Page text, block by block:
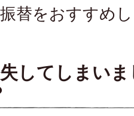
替をおすすめ
してしまい